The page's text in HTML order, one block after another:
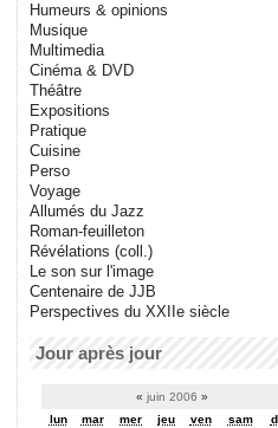
Humeurs & opinions
Musique
Multimedia
Cinéma & DVD
Théâtre
Expositions
Pratique
Cuisine
Perso
Voyage
Allumés du Jazz
Roman-feuilleton
Révélations (coll.)
Le son sur l'image
Centenaire de JJB
Perspectives du XXIIe siècle
Jour après jour
« juin 2006 »
lun
mar mer jeu ven sam